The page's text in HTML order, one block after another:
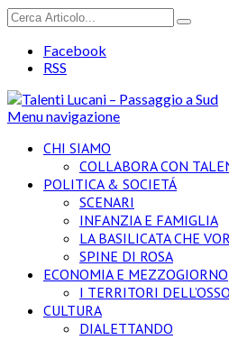
Facebook
RSS
Menu navigazione
CHI SIAMO
COLLABORA CON
POLITICA & SOCIETÁ
SCENARI
INFANZIA E FAMIGLIA
LA BASILICATA CHE
SPINE DI ROSA
ECONOMIA E MEZZOGIORNO
I TERRITORI DELL’OSSO
CULTURA
DIALETTANDO